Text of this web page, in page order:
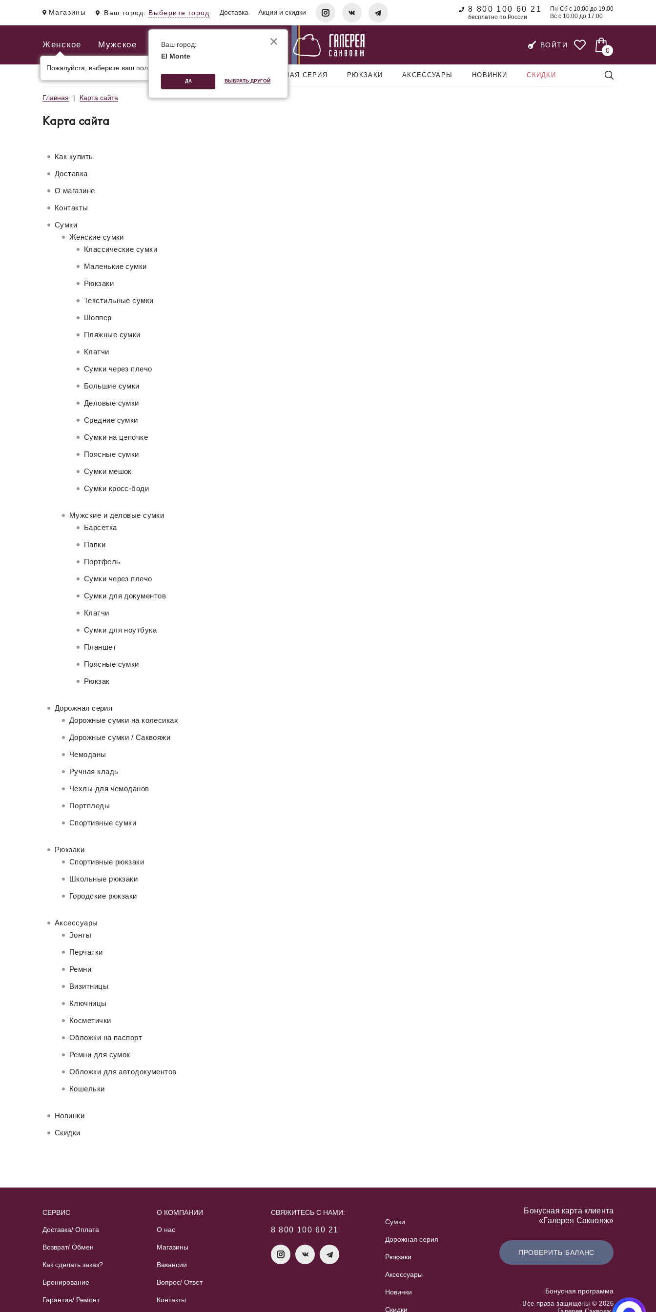
Магазины Ваш город: Выберите город Доставка Акции и скидки 8 800 100 60 21
бесплатно по России
Пн-Сб с 10:00 до 19:00
Вс с 10:00 до 17:00
Женское Мужское
Пожалуйста, выберите ваш пол.
ВОЙТИ
0
МУЖСКИЕ И ДЕЛОВЫЕ СУМКИ ДОРОЖНАЯ СЕРИЯ РЮКЗАКИ АКСЕССУАРЫ НОВИНКИ СКИДКИ
Главная Карта сайта
Карта сайта
Как купить
Доставка
О магазине
Контакты
Сумки
Женские сумки
Классические сумки
Маленькие сумки
Рюкзаки
Текстильные сумки
Шоппер
Пляжные сумки
Клатчи
Сумки через плечо
Большие сумки
Деловые сумки
Средние сумки
Сумки на цепочке
Поясные сумки
Сумки мешок
Сумки кросс-боди
Мужские и деловые сумки
Барсетка
Папки
Портфель
Сумки через плечо
Сумки для документов
Клатчи
Сумки для ноутбука
Планшет
Поясные сумки
Рюкзак
Дорожная серия
Дорожные сумки на колесиках
Дорожные сумки / Саквояжи
Чемоданы
Ручная кладь
Чехлы для чемоданов
Портпледы
Спортивные сумки
Рюкзаки
Спортивные рюкзаки
Школьные рюкзаки
Городские рюкзаки
Аксессуары
Зонты
Перчатки
Ремни
Визитницы
Ключницы
Косметички
Обложки на паспорт
Ремни для сумок
Обложки для автодокументов
Кошельки
Новинки
Скидки
СЕРВИС
Доставка/ Оплата
Возврат/ Обмен
Как сделать заказ?
Бронирование
Гарантия/ Ремонт
О КОМПАНИИ
О нас
Магазины
Вакансии
Вопрос/ Ответ
Контакты
СВЯЖИТЕСЬ С НАМИ:
8 800 100 60 21
Сумки
Дорожная серия
Рюкзаки
Аксессуары
Новинки
Скидки
Бонусная карта клиента
«Галерея Саквояж»
ПРОВЕРИТЬ БАЛАНС
Бонусная программа
Все права защищены © 2026
Ваш город:
El Monte
ДА ВЫБРАТЬ ДРУГОЙ